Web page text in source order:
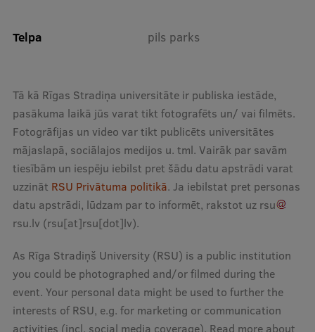
Telpa pils parks
Tā kā Rīgas Stradiņa universitāte ir publiska iestāde,
pasākuma laikā jūs varat tikt fotografēts un/ vai filmēts.
Fotogrāfijas un video var tikt publicēts universitātes
mājaslapā, sociālajos medijos u. tml. Vairāk par savām
tiesībām un iespēju iebilst pret šādu datu apstrādi varat
uzzināt RSU Privātuma politikā. Ja iebilstat pret personas
datu apstrādi, lūdzam par to informēt, rakstot uz rsu
rsu.lv (rsu[at]rsu[dot]lv).
As Rīga Stradiņš University (RSU) is a public institution
you could be photographed and/or filmed during the
event. Your personal data might be used to further the
interests of RSU, e.g. for marketing or communication
activities (incl. social media coverage). Read more about